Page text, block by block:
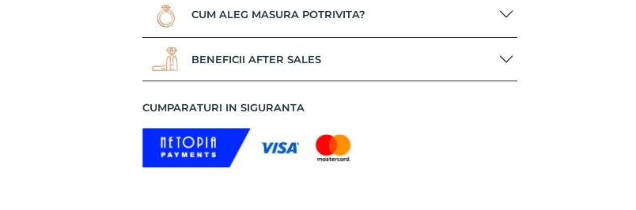
CUM ALEG MASURA POTRIVITA?
BENEFICII AFTER SALES
CUMPARATURI IN SIGURANTA